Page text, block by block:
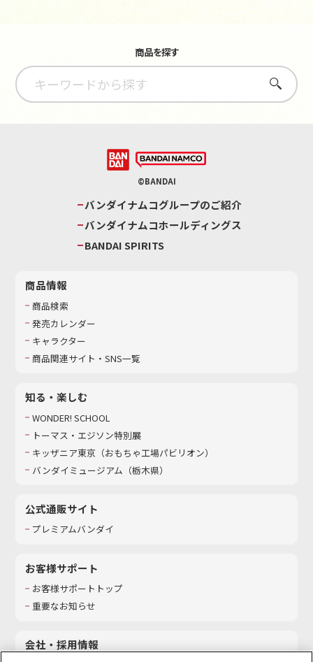
商品を探す
さがす
©BANDAI
バンダイナムコグループのご紹介
バンダイナムコホールディングス
BANDAI SPIRITS
商品情報
商品検索
発売カレンダー
キャラクター
商品関連サイト・SNS一覧
知る・楽しむ
WONDER! SCHOOL
トーマス・エジソン特別展
キッザニア東京（おもちゃ工場パビリオン）​
バンダイミュージアム（栃木県）
公式通販サイト
プレミアムバンダイ
お客様サポート
お客様サポートトップ
重要なお知らせ
会社・採用情報